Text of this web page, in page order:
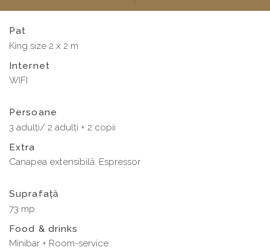
Pat
King size 2 x 2 m
Internet
WIFI
Persoane
3 adulți/ 2 adulți + 2 copii
Extra
Canapea extensibilă. Espressor
Suprafață
73 mp
Food & drinks
Minibar + Room-service